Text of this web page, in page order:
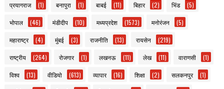
प्रयागराज (1) बनापुरा (1) बाबई (11) बिहार (2) भिंड (5)
भोपाल (46) मंडीदीप (10) मध्यप्रदेश (1573) मनोरंजन (5)
महाराष्ट्र (4) मुंबई (3) राजनीति (13) रायसेन (219)
राष्ट्रीय (264) रोजगार (1) लखनऊ (11) लेख (11) वाराणसी (1)
विश्व (13) वीडियो (613) व्यापार (16) शिक्षा (2) सलकनपुर (1)